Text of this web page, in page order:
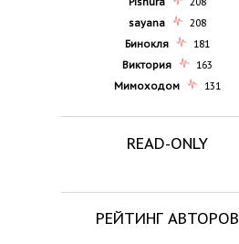
sayana
208
Бинокля
181
Виктория
163
Мимоходом
131
READ-ONLY
РЕЙТИНГ АВТОРОВ